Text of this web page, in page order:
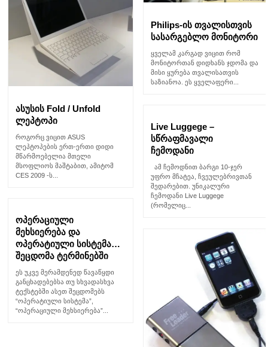
Philips-ის თვალისთვის
სასარგებლო მონიტორი
ყველამ კარგად ვიცით რომ
მონიტორთან დიდხანს ჯდომა და
მისი ყურება თვალისათვის
საზიანოა. ეს ყველაფერი...
ასუსის Fold / Unfold
ლეპტოპი
როგორც ვიცით ASUS
ლეპტოპების ერთ-ერთი დიდი
მწარმოებელია მთელი
მსოფლიოს მაშტაბით, ამიტომ
CES 2009 -ს...
Live Luggege –
სწრაფმავალი
ჩემოდანი
ამ ჩემოდნით ბარგი 10-ჯერ
უფრო მჩატეა, ჩვეულებრივთან
შედარებით. უნიკალური
ჩემოდანი Live Luggege
(რომელიც...
ოპერაციული
მეხსიერება და
ოპერატიული სისტემა…
შეცდომა ტერმინებში
ეს უკვე მერამდენედ წავაწყდი
განცხადებებსა თუ სხვადასხვა
ტექსტებში ასეთ შეცდომებს
“ოპერატიული სისტემა”,
“ოპერაციული მეხსიერება”...